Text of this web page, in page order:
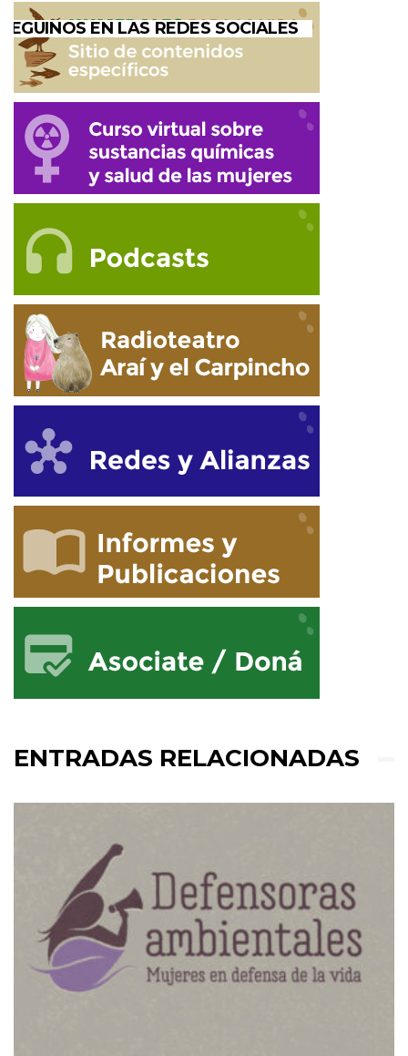
SEGUINOS EN LAS REDES SOCIALES
ENTRADAS RELACIONADAS